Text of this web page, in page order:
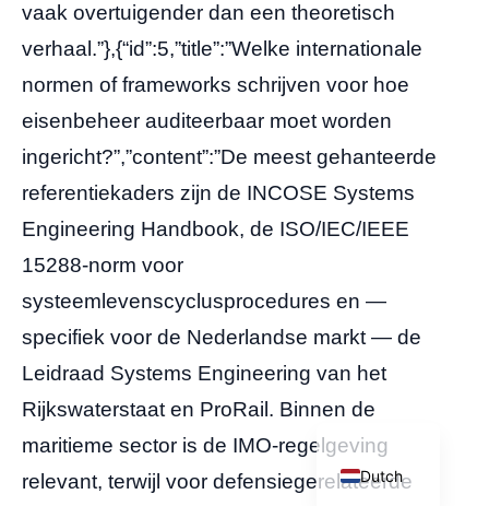
vaak overtuigender dan een theoretisch
verhaal.”},{“id”:5,”title”:”Welke internationale
normen of frameworks schrijven voor hoe
eisenbeheer auditeerbaar moet worden
ingericht?”,”content”:”De meest gehanteerde
referentiekaders zijn de INCOSE Systems
Engineering Handbook, de ISO/IEC/IEEE
15288-norm voor
systeemlevenscyclusprocedures en —
specifiek voor de Nederlandse markt — de
Leidraad Systems Engineering van het
Rijkswaterstaat en ProRail. Binnen de
maritieme sector is de IMO-regelgeving
relevant, terwijl voor defensiegerelateerde
Dutch
German
English